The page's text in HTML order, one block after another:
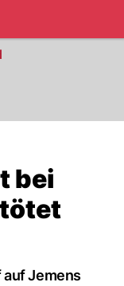
bei
Jemens